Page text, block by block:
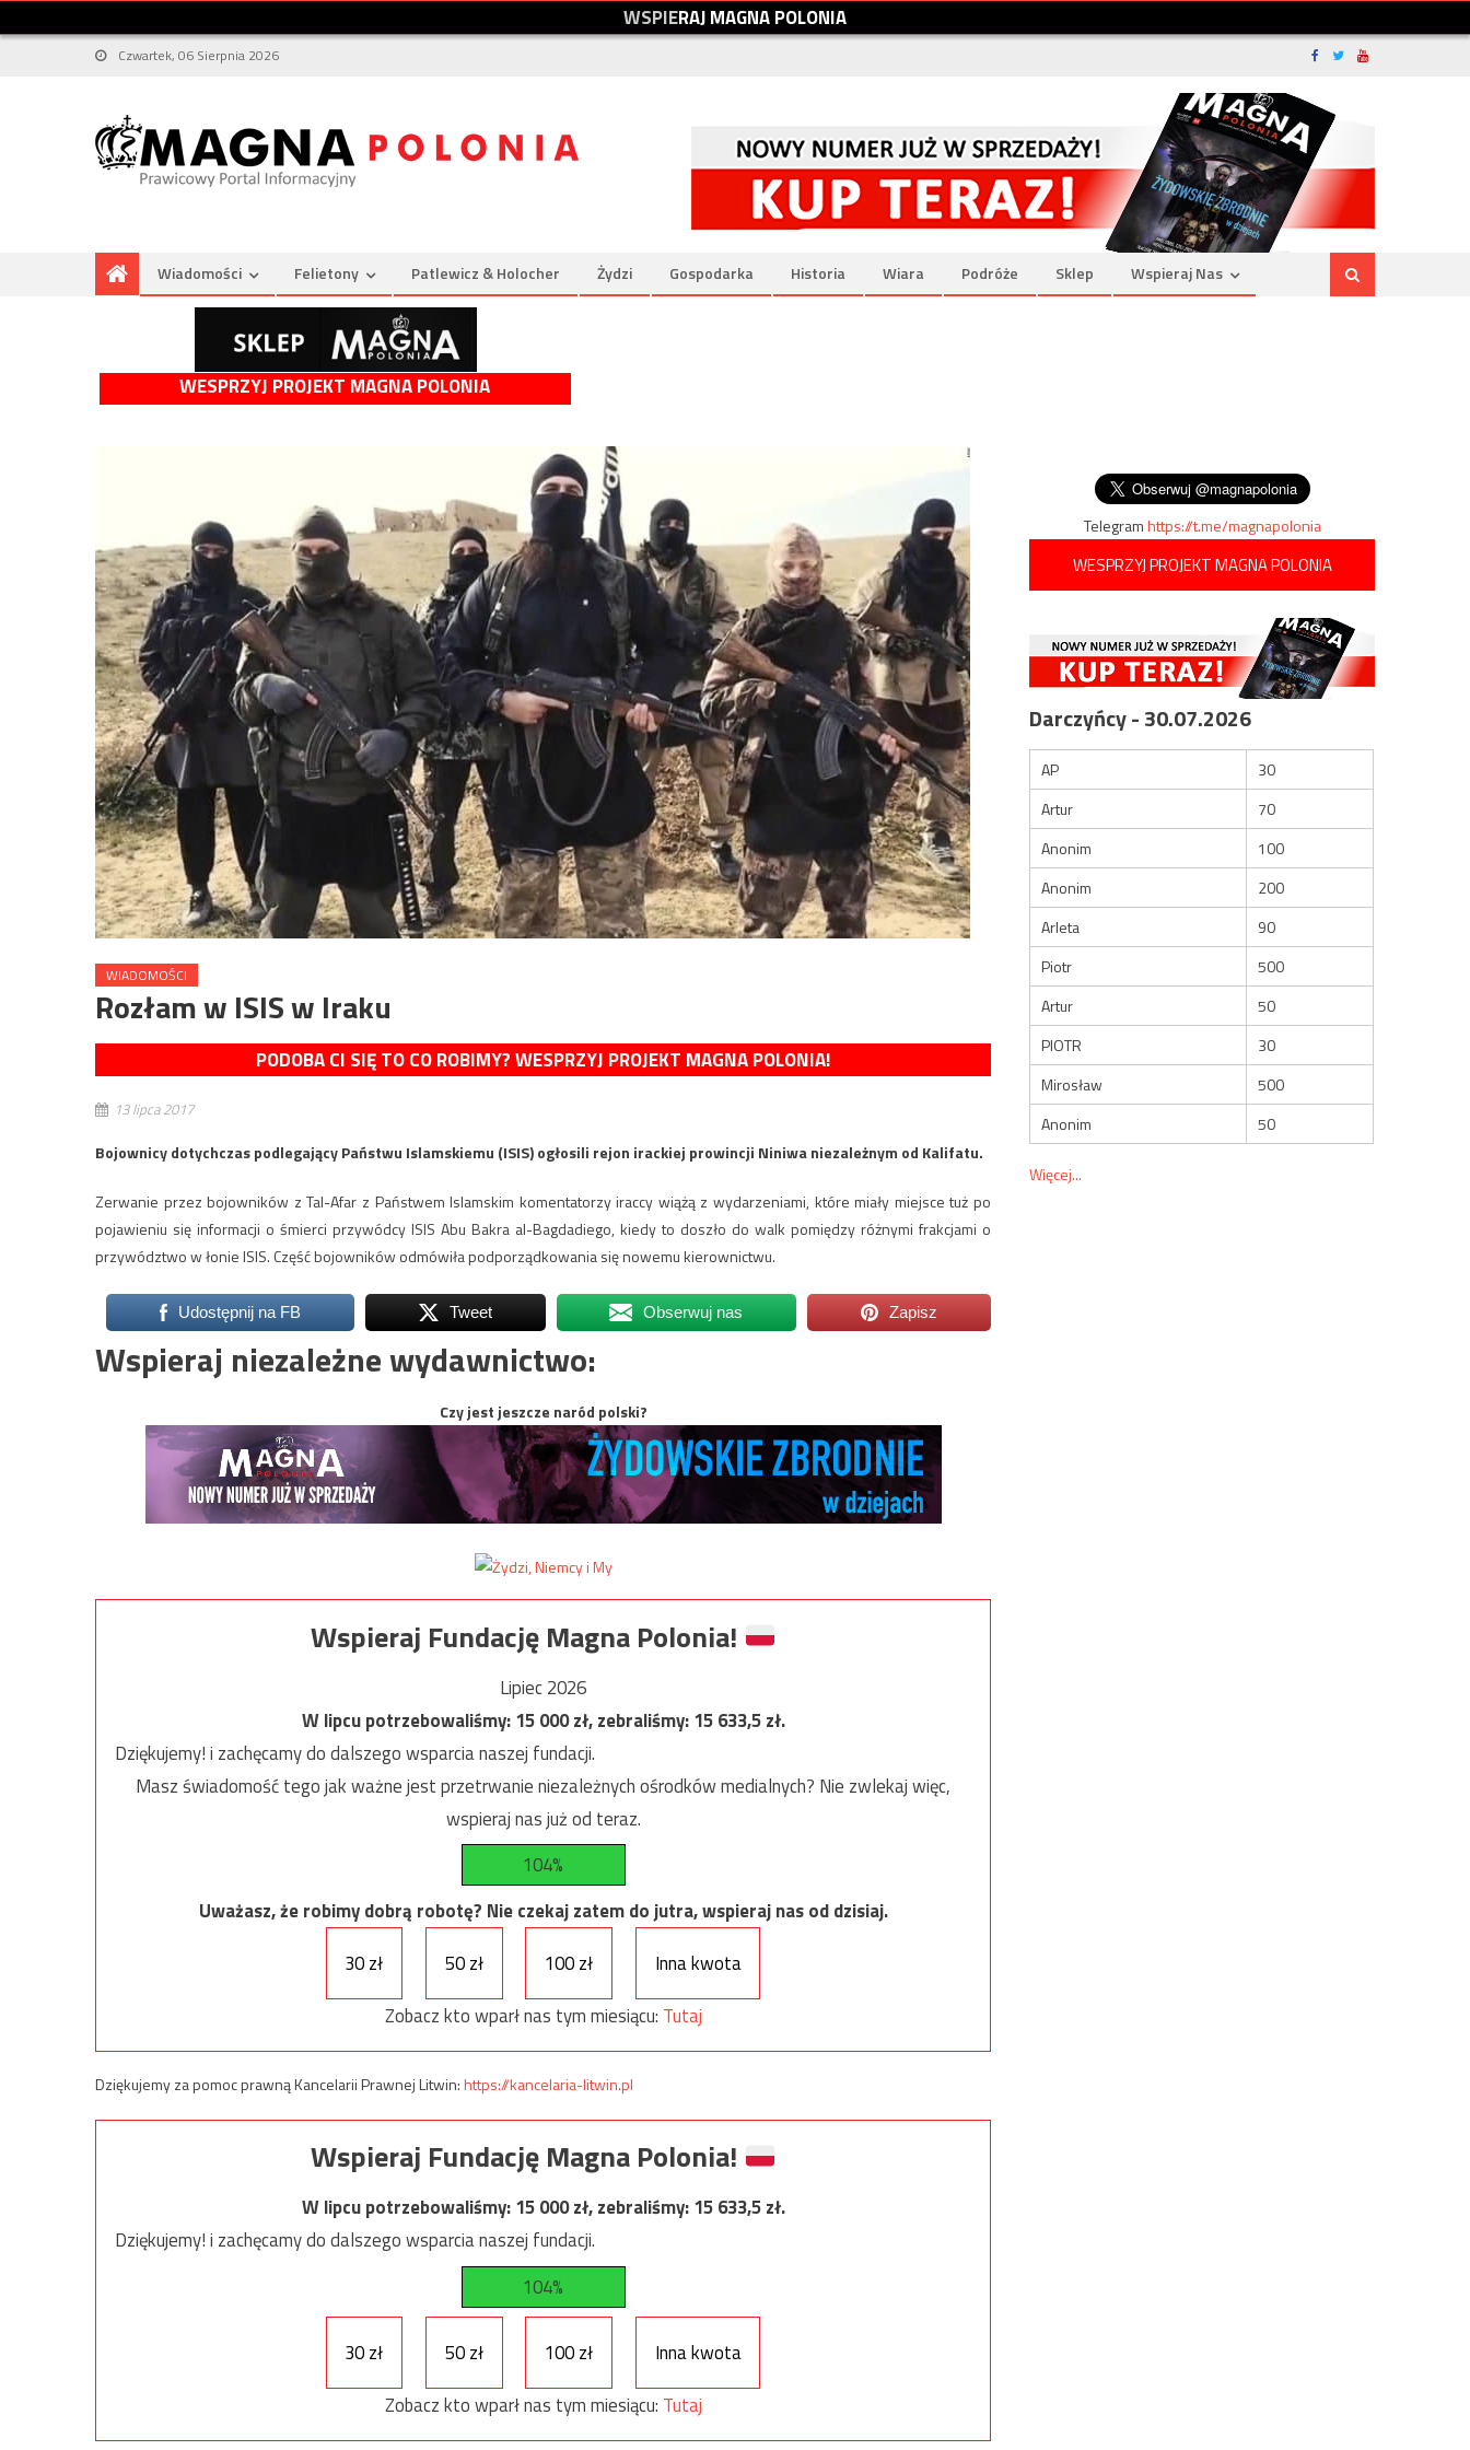
WSPIERAJMAGNAPOLONIA
Czwartek, 06 Sierpnia 2026
Wiadomości Felietony Patlewicz & Holocher Żydzi Gospodarka Historia Wiara Podróże Sklep Wspieraj Nas
WESPRZYJ PROJEKT MAGNA POLONIA
WIADOMOŚCI
Rozłam w ISIS w Iraku
PODOBA CI SIĘ TO CO ROBIMY? WESPRZYJ PROJEKT MAGNA POLONIA!
13 lipca 2017
Bojownicy dotychczas podlegający Państwu Islamskiemu (ISIS) ogłosili rejon irackiej prowincji Niniwa niezależnym od Kalifatu.
Zerwanie przez bojowników z Tal-Afar z Państwem Islamskim komentatorzy iraccy wiążą z wydarzeniami, które miały miejsce tuż po
pojawieniu się informacji o śmierci przywódcy ISIS Abu Bakra al-Bagdadiego, kiedy to doszło do walk pomiędzy różnymi frakcjami o
przywództwo w łonie ISIS. Część bojowników odmówiła podporządkowania się nowemu kierownictwu.
Udostępnij na FB Tweet Obserwuj nas Zapisz
Wspieraj niezależne wydawnictwo:
Czy jest jeszcze naród polski?
Wspieraj Fundację Magna Polonia!
Lipiec 2026
W lipcu potrzebowaliśmy:15 000zł, zebraliśmy:15 633,5zł.
Dziękujemy! i zachęcamy do dalszego wsparcia naszej fundacji.
Masz świadomość tego jak ważne jest przetrwanie niezależnych ośrodków medialnych? Nie zwlekaj więc,
wspieraj nas już od teraz.
104%
Uważasz, że robimy dobrą robotę? Nie czekaj zatem do jutra, wspieraj nas od dzisiaj.
30 zł
50 zł 100 zł
Inna kwota
Zobacz kto wparł nas tym miesiącu: Tutaj
Dziękujemy za pomoc prawną Kancelarii Prawnej Litwin:https://kancelaria-litwin.pl
Wspieraj Fundację Magna Polonia!
W lipcu potrzebowaliśmy:15 000zł, zebraliśmy:15 633,5zł.
Dziękujemy! i zachęcamy do dalszego wsparcia naszej fundacji.
104%
30 zł 50 zł 100 zł
Inna kwota
Zobacz kto wparł nas tym miesiącu: Tutaj
Telegramhttps://t.me/magnapolonia
WESPRZYJ PROJEKT MAGNA POLONIA
Darczyńcy - 30.07.2026
AP
30
Artur
70
Anonim
100
Anonim
200
Arleta
90
Piotr
500
Artur
50
PIOTR
30
Mirosław
500
Anonim
50
Więcej...